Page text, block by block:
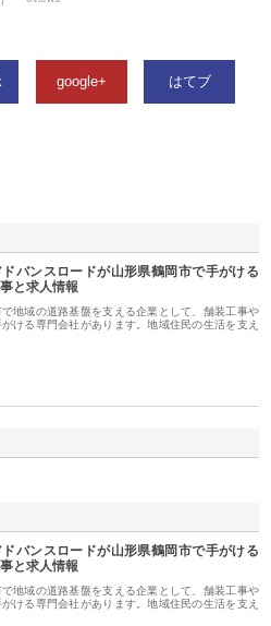
google+ はてブ
バンスロードが山形県鶴岡市で手がける
と求人情報
地域の道路基盤を支える企業として、舗装工事や
ける専門会社があります。地域住民の生活を支え
バンスロードが山形県鶴岡市で手がける
と求人情報
地域の道路基盤を支える企業として、舗装工事や
ける専門会社があります。地域住民の生活を支え